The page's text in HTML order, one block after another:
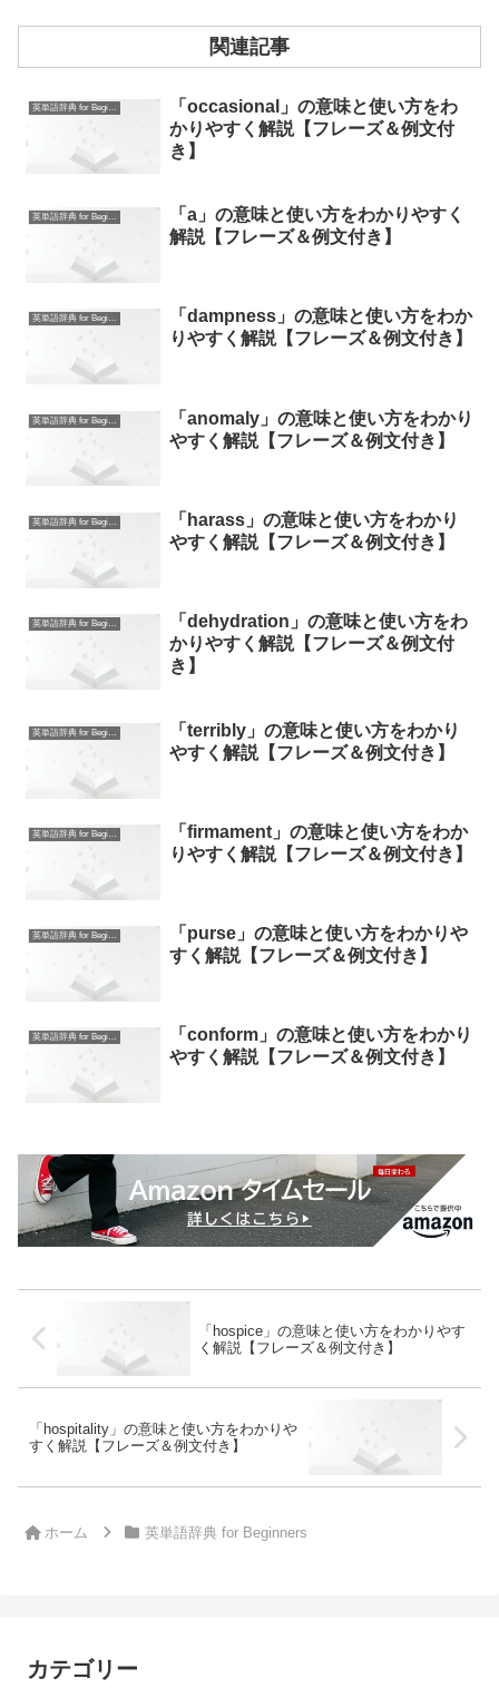
関連記事
英単語辞典 for Beginners
「occasional」の意味と使い方をわ
かりやすく解説【フレーズ＆例文付
き】
英単語辞典 for Beginners
「a」の意味と使い方をわかりやすく
解説【フレーズ＆例文付き】
英単語辞典 for Beginners
「dampness」の意味と使い方をわか
りやすく解説【フレーズ＆例文付き】
英単語辞典 for Beginners
「anomaly」の意味と使い方をわかり
やすく解説【フレーズ＆例文付き】
英単語辞典 for Beginners
「harass」の意味と使い方をわかり
やすく解説【フレーズ＆例文付き】
英単語辞典 for Beginners
「dehydration」の意味と使い方をわ
かりやすく解説【フレーズ＆例文付
き】
英単語辞典 for Beginners
「terribly」の意味と使い方をわかり
やすく解説【フレーズ＆例文付き】
英単語辞典 for Beginners
「firmament」の意味と使い方をわか
りやすく解説【フレーズ＆例文付き】
英単語辞典 for Beginners
「purse」の意味と使い方をわかりや
すく解説【フレーズ＆例文付き】
英単語辞典 for Beginners
「conform」の意味と使い方をわかり
やすく解説【フレーズ＆例文付き】
「hospice」の意味と使い方をわかりやす
く解説【フレーズ＆例文付き】
「hospitality」の意味と使い方をわかりや
すく解説【フレーズ＆例文付き】
ホーム 英単語辞典 for Beginners
カテゴリー